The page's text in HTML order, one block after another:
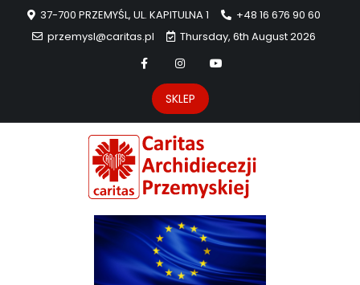
37-700 PRZEMYŚL, UL. KAPITULNA 1
+48 16 676 90 60
przemysl@caritas.pl
Thursday, 6th August 2026
SKLEP